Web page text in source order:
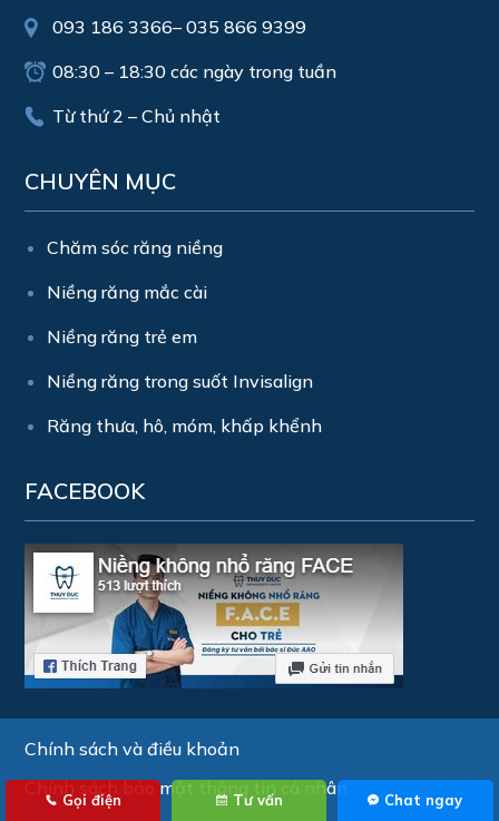
093 186 3366–035 866 9399
08:30 – 18:30 các ngày trong tuần
Từ thứ 2 – Chủ nhật
CHUYÊN MỤC
Chăm sóc răng niềng
Niềng răng mắc cài
Niềng răng trẻ em
Niềng răng trong suốt Invisalign
Răng thưa, hô, móm, khấp khểnh
FACEBOOK
Chính sách và điều khoản
Chính sách bảo mật thông tin cá nhân
Gọi điện Tư vấn Chat ngay